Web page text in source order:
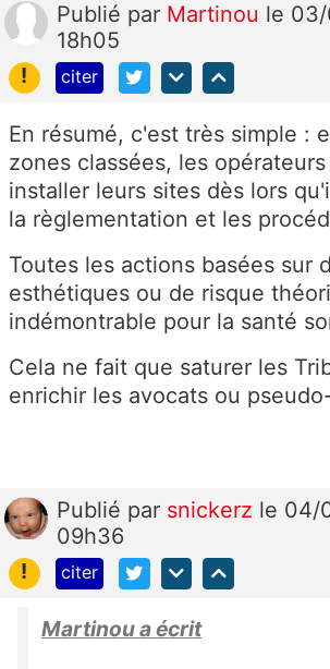
Publié par Martinou le 03/
18h05
!
citer
En résumé, c'est très simple :
zones classées, les
installer leurs sites dès lors
la règlementation et les
Toutes les actions basées sur
esthétiques ou de risque
indémontrable pour la santé
Cela ne fait que saturer les
enrichir les avocats ou
Publié par snickerz le 04/
09h36
!
citer
Martinou a écrit